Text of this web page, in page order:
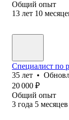
Общий опыт
13 лет 10
Специалист по
35 лет •
20 000 ₽
Общий опыт
3 года 5 месяцев